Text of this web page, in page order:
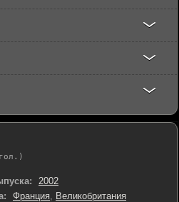
2002
Франция, Великобритания